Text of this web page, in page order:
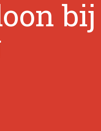
bij